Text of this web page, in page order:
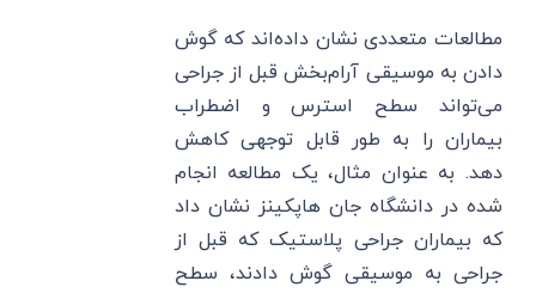
مطالعات متعددی نشان داده‌اند که گوش
دادن به موسیقی آرام‌بخش قبل از جراحی
می‌تواند سطح استرس و اضطراب
بیماران را به طور قابل توجهی کاهش
دهد. به عنوان مثال، یک مطالعه انجام
شده در دانشگاه جان هاپکینز نشان داد
که بیماران جراحی پلاستیک که قبل از
جراحی به موسیقی گوش دادند، سطح